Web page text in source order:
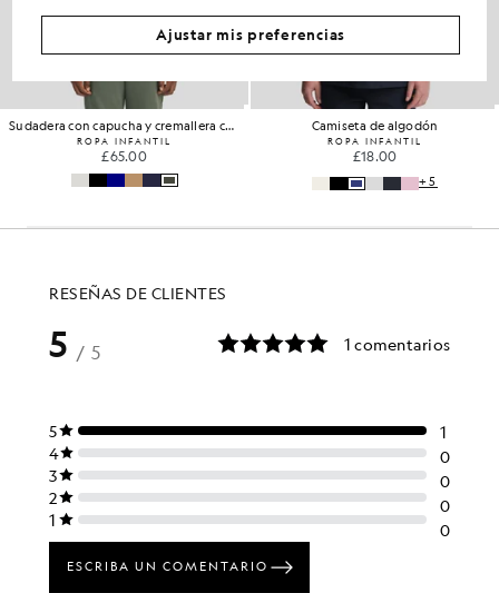
Sudadera con capucha y cremallera completa de algodón Loopback
ROPA INFANTIL
£65.00
Camiseta de algodón
ROPA INFANTIL
£18.00
+5
Ajustar mis preferencias